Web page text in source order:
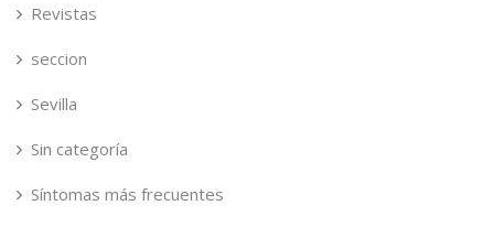
Revistas
seccion
Sevilla
Sin categoría
Síntomas más frecuentes